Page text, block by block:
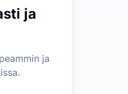
mikä on
sisällöstä.
ja
ja